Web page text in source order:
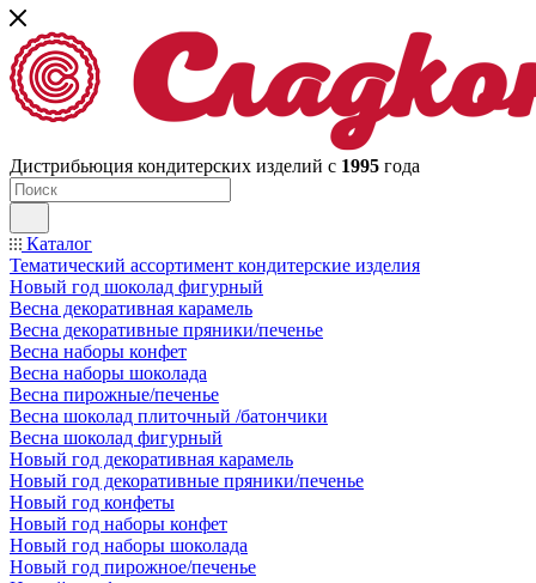
Дистрибьюция кондитерских изделий с 1995 года
Каталог
Тематический ассортимент кондитерские изделия
Новый год шоколад фигурный
Весна декоративная карамель
Весна декоративные пряники/печенье
Весна наборы конфет
Весна наборы шоколада
Весна пирожные/печенье
Весна шоколад плиточный /батончики
Весна шоколад фигурный
Новый год декоративная карамель
Новый год декоративные пряники/печенье
Новый год конфеты
Новый год наборы конфет
Новый год наборы шоколада
Новый год пирожное/печенье